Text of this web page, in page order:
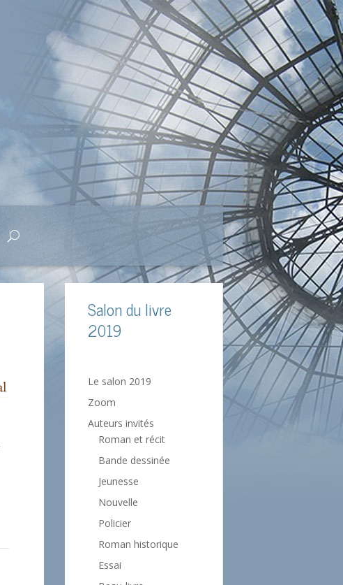
Salon du livre
2019
Le salon 2019
Zoom
Auteurs invités
Roman et récit
Bande dessinée
Jeunesse
Nouvelle
Policier
Roman historique
Essai